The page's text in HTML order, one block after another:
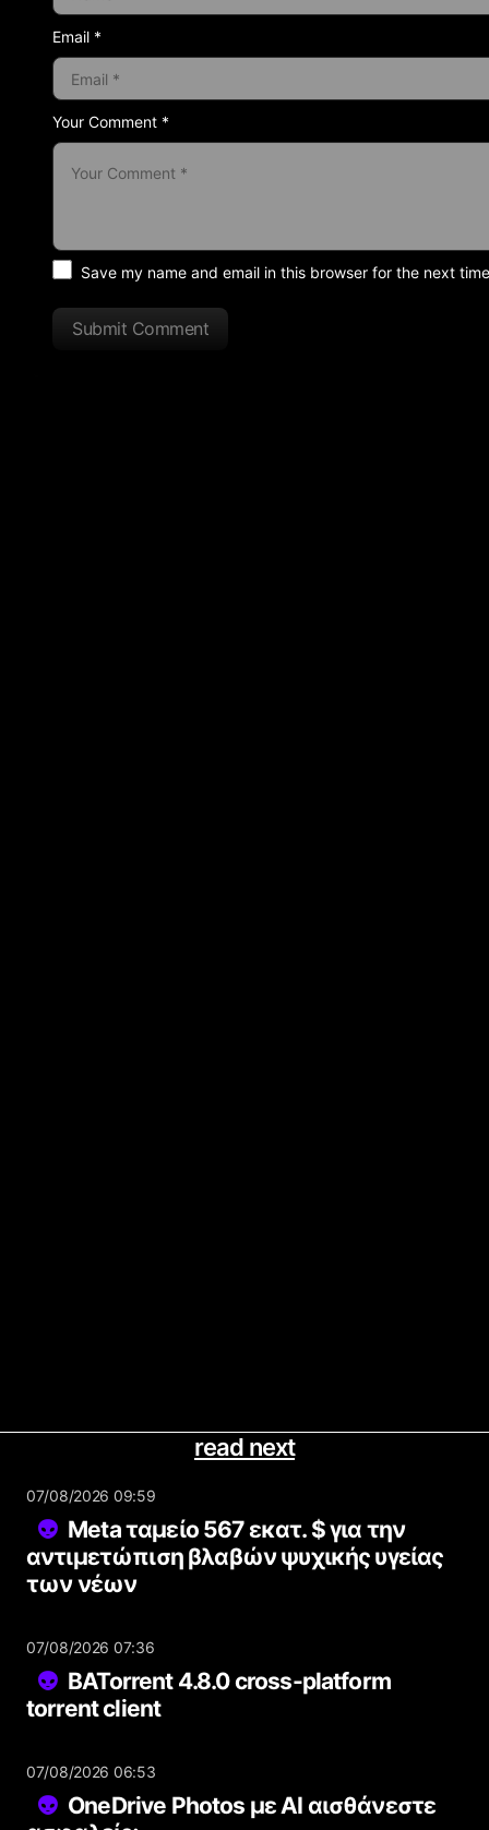
Your Comment *
Email *
Save my name and email in this browser for the next
Submit Comment
read next
07/08/2026 09:59
Meta ταμείο 567 εκατ. $ για την
αντιμετώπιση βλαβών ψυχικής υγείας
των νέων
07/08/2026 07:36
BATorrent 4.8.0 cross-platform
torrent client
07/08/2026 06:53
OneDrive Photos με AI αισθάνεστε